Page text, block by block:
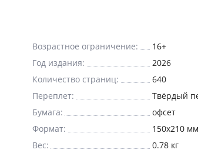
Возрастное ограничение:
16+
Год издания:
2026
Количество страниц:
640
Переплет:
Твёрдый
Бумага:
офсет
Формат:
150x210 мм
Вес:
0.78 кг